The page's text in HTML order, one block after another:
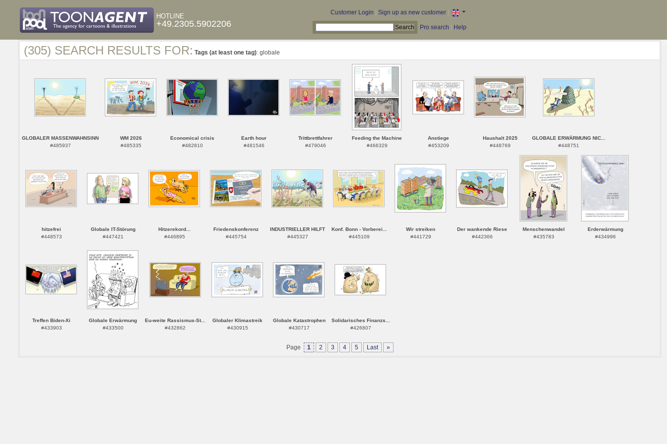
HOTLINE
+49.2305.5902206
Customer Login Sign up as new customer|
Pro search Help
(305) SEARCH RESULTS FOR: Tags (at least one tag): globale
GLOBALER MASSENWAHNSINN
#485937
WM 2026
#485335
Economical crisis
#482810
Earth hour
#481546
Trittbrettfahrer
#479046
Feeding the Machine
#466329
Anstiege
#453209
Haushalt 2025
#448769
GLOBALE ERWÄRMUNG NIC...
#448751
hitzefrei
#448573
Globale IT-Störung
#447421
Hitzerekord...
#446895
Friedenskonferenz
#445754
INDUSTRIELLER HILFT
#445327
Konf. Bonn - Vorberei...
#445109
Wir streiken
#441729
Der wankende Riese
#442366
Menschenwandel
#435783
Erderwärmung
#434996
Treffen Biden-Xi
#433903
Globale Erwärmung
#433500
Eu-weite Rassismus-St...
#432862
Globaler Klimastreik
#430915
Globale Katastrophen
#430717
Solidarisches Finanzs...
#426807
Page 1 2 3 4 5 Last »